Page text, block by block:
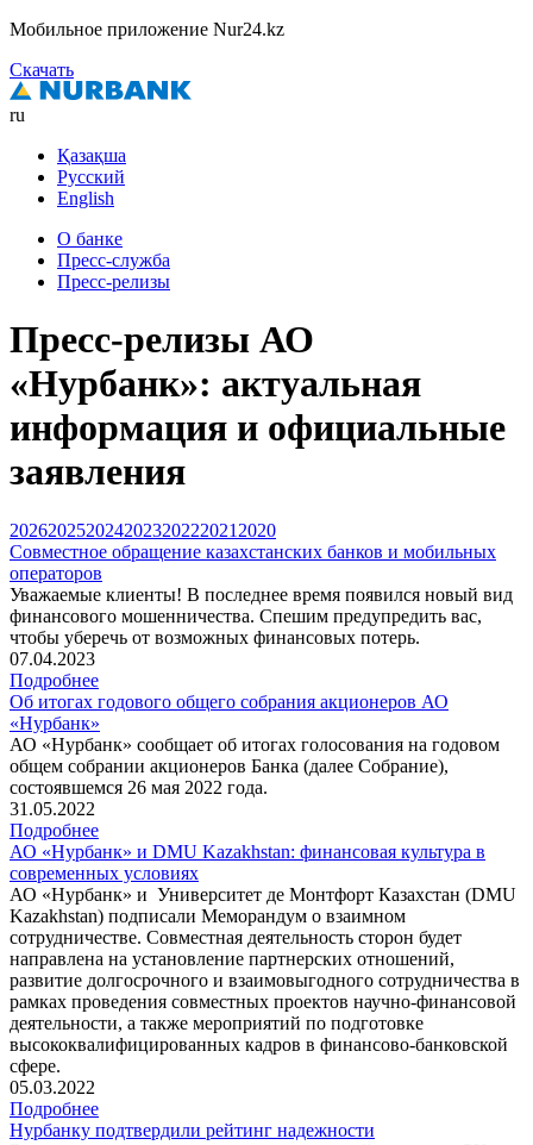
Мобильное приложение Nur24.kz
Скачать
ru
Қазақша
Русский
English
О банке
Пресс-служба
Пресс-релизы
Пресс-релизы АО
«Нурбанк»: актуальная
информация и официальные
заявления
202620252024202320222021 2020
Совместное обращение казахстанских банков и мобильных
операторов
Уважаемые клиенты! В последнее время появился новый вид
финансового мошенничества. Спешим предупредить вас,
чтобы уберечь от возможных финансовых потерь.
07.04.2023
Подробнее
Об итогах годового общего собрания акционеров АО
«Нурбанк»
АО «Нурбанк» сообщает об итогах голосования на годовом
общем собрании акционеров Банка (далее Собрание),
состоявшемся 26 мая 2022 года.
31.05.2022
Подробнее
АО «Нурбанк» и DMU Kazakhstan: финансовая культура в
современных условиях
АО «Нурбанк» и Университет де Монтфорт Казахстан (DMU
Kazakhstan) подписали Меморандум о взаимном
сотрудничестве. Совместная деятельность сторон будет
направлена на установление партнерских отношений,
развитие долгосрочного и взаимовыгодного сотрудничества в
рамках проведения совместных проектов научно-финансовой
деятельности, а также мероприятий по подготовке
высококвалифицированных кадров в финансово-банковской
сфере.
05.03.2022
Подробнее
Нурбанку подтвердили рейтинг надежности